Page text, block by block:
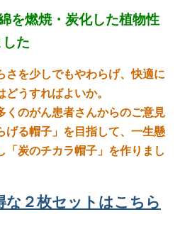
を燃焼・炭化した植物性
た
さを少しでもやわらげ、快適に
うすればよいか。
くのがん患者さんからのご意見
げる帽子」を目指して、一生懸
「炭のチカラ帽子」を作りまし
２枚セットはこちら